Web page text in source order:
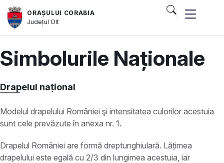
ORAȘULUI CORABIA
JudețulOlt
Simbolurile Naționale
Drapelul național
Modelul drapelului României şi intensitatea culorilor acestuia
sunt cele prevăzute în anexa nr. 1.
Drapelul României are formă dreptunghiulară. Lățimea
drapelului este egală cu 2/3 din lungimea acestuia, iar